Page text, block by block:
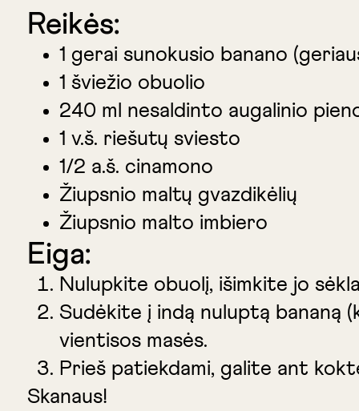
Reikės:
1 gerai sunokusio banano
1 šviežio obuolio
240 ml nesaldinto augalinio
1 v.š. riešutų sviesto
1/2 a.š. cinamono
Žiupsnio maltų gvazdikėlių
Žiupsnio malto imbiero
Eiga:
Nulupkite obuolį, išimkite jo
Sudėkite į indą nuluptą bananą
vientisos masės.
Prieš patiekdami, galite ant
Skanaus!